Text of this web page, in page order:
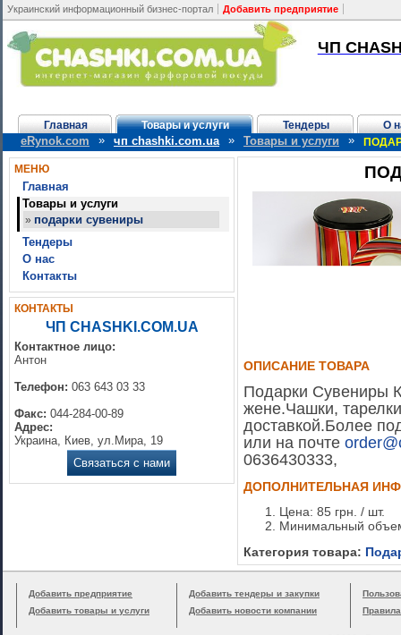
Украинский информационный бизнес-портал Добавить предприятие
ЧП
Главная Товары и услуги Тендеры О
eRynok.com » чп chashki.com.ua » Товары и услуги »
МЕНЮ
Главная
Товары и услуги
» подарки сувениры
Тендеры
О нас
Контакты
КОНТАКТЫ
ЧП CHASHKI.COM.UA
Контактное лицо:
Антон
Телефон: 063 643 03 33
Факс: 044-284-00-89
Адрес:
Украина, Киев, ул.Мира, 19
Связаться с нами
ОПИСАНИЕ ТОВАРА
Подарки Сувениры
жене.Чашки,
доставкой.Более
или на почте order@
0636430333,
ДОПОЛНИТЕЛЬНАЯ
Цена: 85 грн. / шт.
Минимальный
Категория товара:
Добавить предприятие
Добавить товары и услуги
Добавить тендеры и закупки
Добавить новости компании